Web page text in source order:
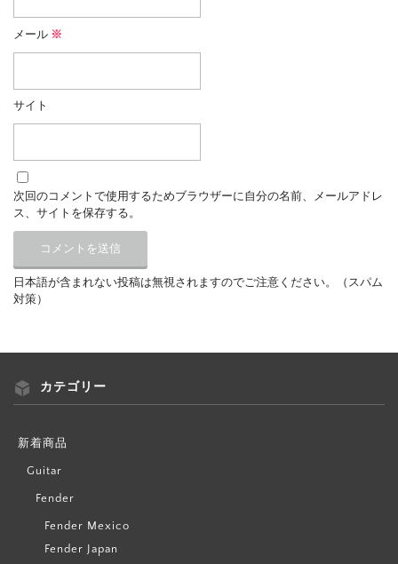
メール ※
サイト
次回のコメントで使用するためブラウザーに自分の名前、メールアドレ
ス、サイトを保存する。
日本語が含まれない投稿は無視されますのでご注意ください。（スパム
対策）
カテゴリー
新着商品
Guitar
Fender
Fender Mexico
Fender Japan